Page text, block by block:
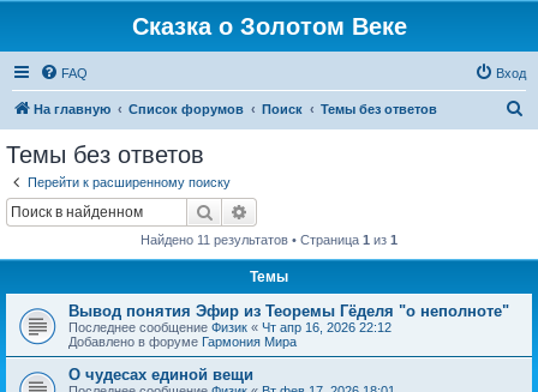
Сказка о Золотом Веке
FAQ Вход
На главную Список форумов Поиск Темы без ответов
Темы без ответов
Перейти к расширенному поиску
Поиск
Найдено 11 результатов • Страница 1 из 1
Темы
Вывод понятия Эфир из Теоремы Гёделя "о неполноте"
Последнее сообщение Физик « Чт апр 16, 2026 22:12
Добавлено в форуме Гармония Мира
О чудесах единой вещи